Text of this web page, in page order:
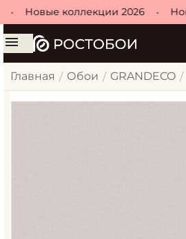
Новые коллекции 2026
Главная / Обои / GRANDECO /